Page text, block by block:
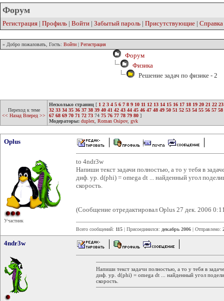
Форум
Регистрация | Профиль | Войти | Забытый пароль | Присутствующие | Справка
» Добро пожаловать, Гость: Войти | Регистрация
Форум
Физика
Решение задач по физике - 2
Переход к теме
<< Назад Вперед >>
Несколько страниц [ 1 2 3 4 5 6 7 8 9 10 11 12 13 14 15 16 17 18 19 20 21 22 23
32 33 34 35 36 37 38 39 40 41 42 43 44 45 46 47 48 49 50 51 52 53 54 55 56 57 58
67 68 69 70 71 72 73 74 75 76 77 78 79 80 ]
Модераторы: duplex Roman Osipov, gvk
Oplus
Участник
to 4ndr3w
Напиши текст задачи полностью, а то у тебя в
диф. ур. d(phi) = omega dt ... найденный угол
скорость.
(Сообщение отредактировал Oplus 27 дек. 2006
Всего сообщений: 115 | Присоединился: декабрь 2006 | Отправлено:
4ndr3w
Напиши текст задачи полностью, а то у тебя в
диф. ур. d(phi) = omega dt ... найденный угол
скорость.